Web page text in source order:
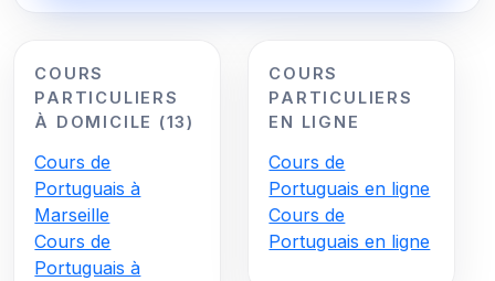
COURS
PARTICULIERS
À DOMICILE (13)
Cours de
Portuguais à
Marseille
Cours de
Portuguais à
COURS
PARTICULIERS
EN LIGNE
Cours de
Portuguais en ligne
Cours de
Portuguais en ligne